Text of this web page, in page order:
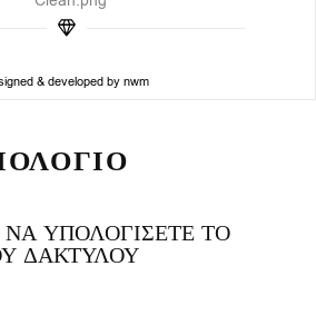
& developed by nwm
ΝΑ ΥΠΟΛΟΓΙΣΕΤΕ ΤΟ
ΔΑΚΤΥΛΟΥ